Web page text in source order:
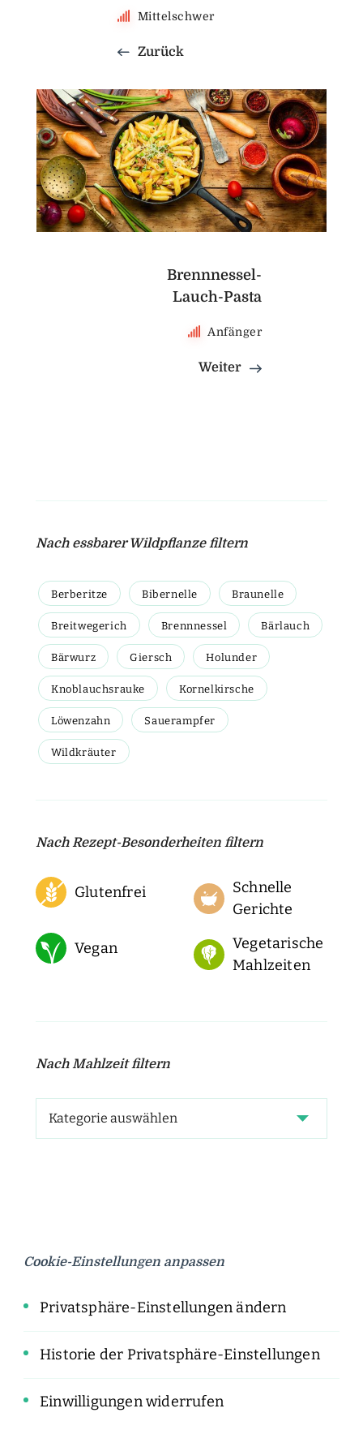
Mittelschwer
Zurück
Brennnessel-
Lauch-Pasta
Anfänger
Weiter
Nach essbarer Wildpflanze filtern
Berberitze Bibernelle Braunelle
Breitwegerich Brennnessel Bärlauch
Bärwurz Giersch Holunder
Knoblauchsrauke Kornelkirsche
Löwenzahn Sauerampfer
Wildkräuter
Nach Rezept-Besonderheiten filtern
Glutenfrei
Schnelle
Gerichte
Vegan
Vegetarische
Mahlzeiten
Nach Mahlzeit filtern
Cookie-Einstellungen anpassen
Privatsphäre-Einstellungen ändern
Historie der Privatsphäre-Einstellungen
Einwilligungen widerrufen